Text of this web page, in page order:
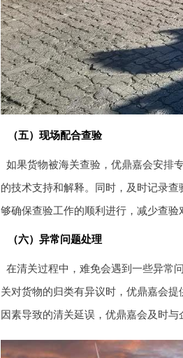
（五）现场配合查验
如果货物被海关查验，优鼎嘉会安排
的技术支持和解释。同时，及时记录
够确保查验工作的顺利进行，减少查验
（六）异常问题处理
在清关过程中，难免会遇到一些异常
关对货物的归类有异议时，优鼎嘉会
因素导致的清关延误，优鼎嘉会及时